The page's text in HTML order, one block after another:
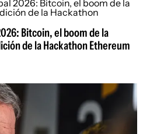
Bitcoin, el boom de la
de la Hackathon Ethereum